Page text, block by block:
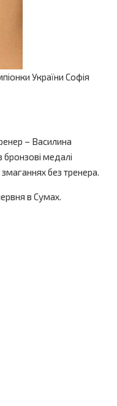
України Софія
– Василина
медалі
без тренера.
в Сумах.